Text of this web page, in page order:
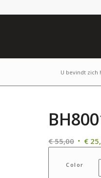
U bevindt zich
€55,00
was:
€
€
Color